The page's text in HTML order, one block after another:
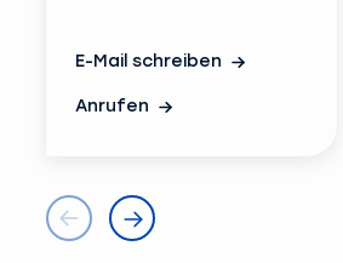
E-Mail schreiben
Anrufen